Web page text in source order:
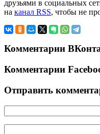
друзьями в социальных
на канал RSS, чтобы не
Комментарии
Комментарии
Отправить